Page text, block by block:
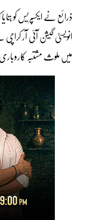
ذرائع نے ایکسپریس کو
میں ملوث مشتبہ